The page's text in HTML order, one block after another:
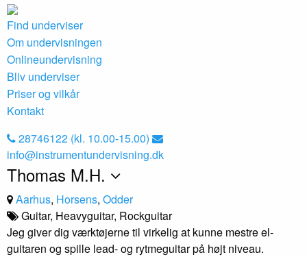
Find underviser
Om undervisningen
Onlineundervisning
Bliv underviser
Priser og vilkår
Kontakt
28746122 (kl. 10.00-15.00)
info@instrumentundervisning.dk
Thomas M.H.
Aarhus, Horsens, Odder
Guitar, Heavyguitar, Rockguitar
Jeg giver dig værktøjerne til virkelig at kunne mestre el-
guitaren og spille lead- og rytmeguitar på højt niveau.